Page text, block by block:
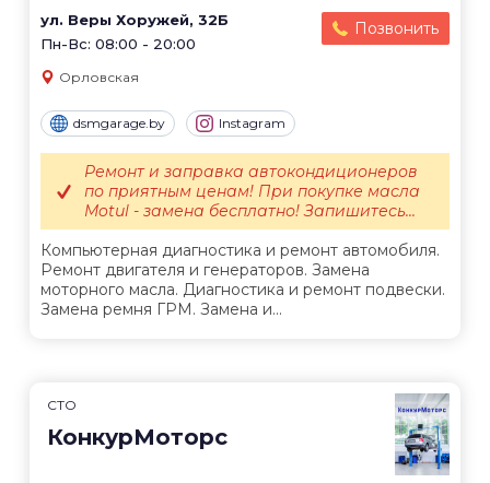
ул. Веры Хоружей, 32Б
Пн-Вс: 08:00 - 20:00
Позвонить
Орловская
dsmgarage.by Instagram
Компьютерная диагностика и ремонт автомобиля.
Ремонт двигателя и генераторов. Замена
моторного масла. Диагностика и ремонт подвески.
Замена ремня ГРМ. Замена и...
Ремонт и заправка автокондиционеров
по приятным ценам! При покупке масла
Motul - замена бесплатно! Запишитесь...
СТО
КонкурМоторс